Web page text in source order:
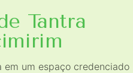
Tantra
em um espaço credenciado